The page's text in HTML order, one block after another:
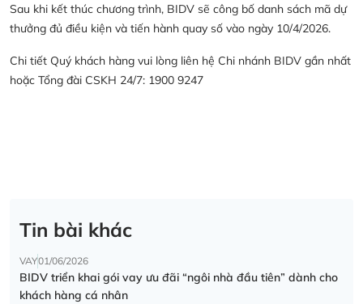
Sau khi kết thúc chương trình, BIDV sẽ công bố danh sách mã dự
thưởng đủ điều kiện và tiến hành quay số vào ngày 10/4/2026.
Chi tiết Quý khách hàng vui lòng liên hệ Chi nhánh BIDV gần nhất
hoặc Tổng đài CSKH 24/7: 1900 9247
Tin bài khác
VAY01/06/2026
BIDV triển khai gói vay ưu đãi “ngôi nhà đầu tiên” dành cho
khách hàng cá nhân